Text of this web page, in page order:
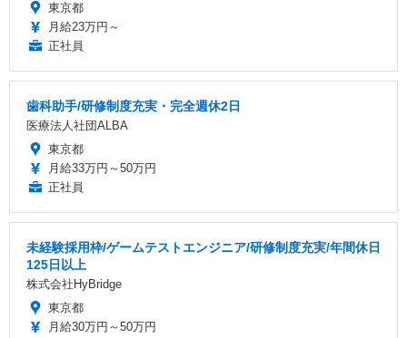
東京都
月給23万円～
正社員
歯科助手/研修制度充実・完全週休2日
医療法人社団ALBA
東京都
月給33万円～50万円
正社員
未経験採用枠/ゲームテストエンジニア/研修制度充実/年間休日
125日以上
株式会社HyBridge
東京都
月給30万円～50万円